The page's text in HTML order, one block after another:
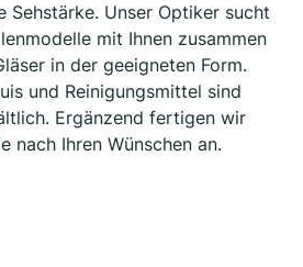
Sehstärke. Unser Optiker sucht
mit Ihnen zusammen
in der geeigneten Form.
und Reinigungsmittel sind
Ergänzend fertigen wir
nach Ihren Wünschen an.